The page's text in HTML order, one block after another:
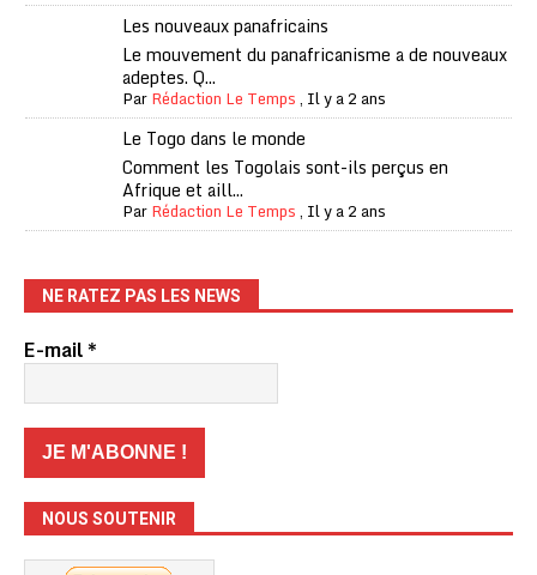
Les nouveaux panafricains
Le mouvement du panafricanisme a de nouveaux
adeptes. Q...
ParRédaction Le Temps, Il y a 2 ans
Le Togo dans le monde
Comment les Togolais sont-ils perçus en
Afrique et aill...
ParRédaction Le Temps, Il y a 2 ans
NE RATEZ PAS LES NEWS
E-mail*
NOUS SOUTENIR